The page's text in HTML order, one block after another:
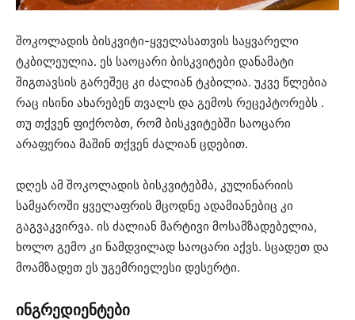
შოკოლადის ბისკვიტი-ყველასათვის საყვარელი
ტკბილეულია. ეს საოცარი ბისკვიტები დანამატი
შიგთავსის გარეშეც კი ძალიან ტკბილია. უკვე წლებია
რაც ისინი ახარებენ თვალს და გემოს რეცეპტორებს .
თუ თქვენ ფიქრობთ, რომ ბისკვიტებში საოცარი
არაფერია მაშინ თქვენ ძალიან ცდებით.
დღეს ამ შოკოლადის ბისკვიტებმა, კულინარიის
სამყაროში ყველაფრის მცოდნე ადამიანებიც კი
გაგვაკვირვა. ის ძალიან მარტივი მოსამზადებელია,
ხოლო გემო კი ნამდვილად საოცარი აქვს. სცადეთ და
მოამზადეთ ეს უგემრიელესი დესერტი.
ინგრედიენტები